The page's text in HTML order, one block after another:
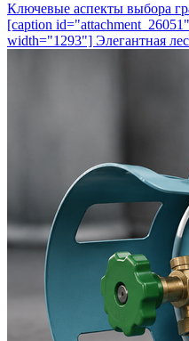
Ключевые аспекты выбора
[caption
width="1293"] Элегантная